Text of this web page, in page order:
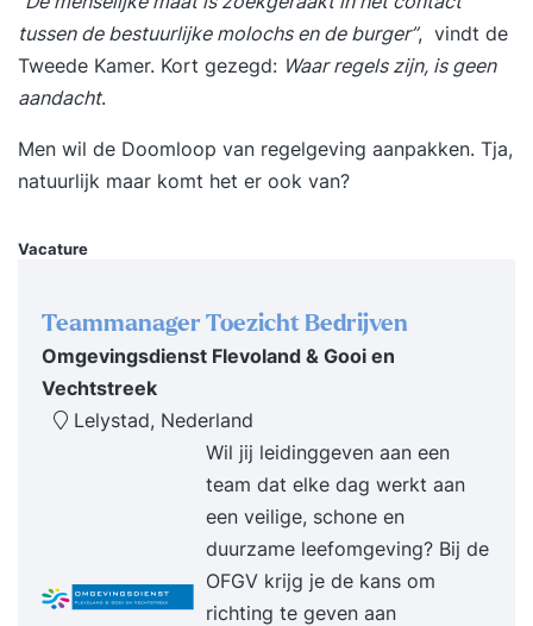
het moment van inschrijving tot aan het behalen
van je certificaat zorgen wij ervoor dat jij
succesvol wordt in de praktijk. De training
bestaat uit 4x 2 blokken van twee dagen. Hiervan
zijn de eerste twee dagen in het teken van Lean
en de overige dagen ligt de focus op Six Sigma
en het gebruik van Minitab. ✔ 8 dagen klassikale
praktijksimulatie ✔ Peer-to-peer learning ✔ 35+
video’s met uitleg over Lean Six Sigma
✔ Groepscoaching op je praktijkopdracht
✔ Theoriecertificering 10 uur individuele coaching
Inclusief examen en herexamen Internationaal
erkend en herkend Ga direct voor je Black Belt
certificaat - geen vooropleiding nodig ISO 18404
en 13053 gecertificeerd Inclusief Minitab licentie
gedurende de training
tussen de bestuurlijke molochs en de burger”, vindt de
Tweede Kamer. Kort gezegd: Waar regels zijn, is geen
aandacht.
Men wil de Doomloop van regelgeving aanpakken. Tja,
natuurlijk maar komt het er ook van?
Vacature
Teammanager Toezicht Bedrijven
Omgevingsdienst Flevoland & Gooi en
Vechtstreek
Lelystad, Nederland
Wil jij leidinggeven aan een
team dat elke dag werkt aan
een veilige, schone en
duurzame leefomgeving? Bij de
OFGV krijg je de kans om
richting te geven aan